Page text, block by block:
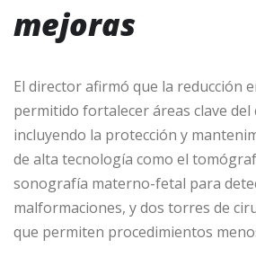
mejoras
El director afirmó que la reducción
permitido fortalecer áreas clave
incluyendo la protección y
de alta tecnología como el
sonografía materno-fetal para
malformaciones, y dos torres de
que permiten procedimientos